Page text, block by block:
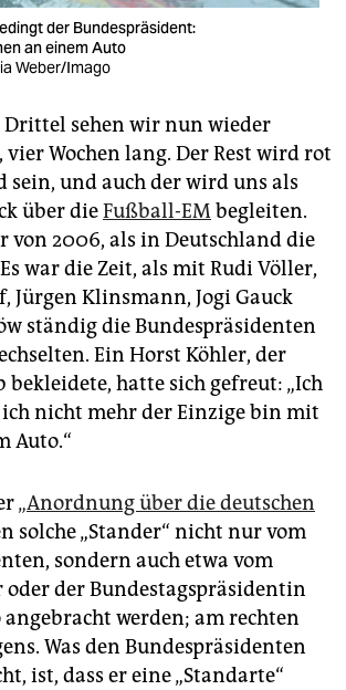
der Bundespräsident:
an einem Auto
Weber/Imago
Drittel sehen wir nun wieder
vier Wochen lang. Der Rest wird rot
sein, und auch der wird uns als
über dieFußball-EMbegleiten.
von 2006, als in Deutschland die
war die Zeit, als mit Rudi Völler,
Jürgen Klinsmann, Jogi Gauck
ständig die Bundespräsidenten
Ein Horst Köhler, der
bekleidete, hatte sich gefreut: „Ich
nicht mehr der Einzige bin mit
Auto.“
„Anordnung über die deutschen
solche „Stander“ nicht nur vom
sondern auch etwa vom
oder der Bundestagspräsidentin
werden; am rechten
Was den Bundespräsidenten
ist, dass er eine „Standarte“